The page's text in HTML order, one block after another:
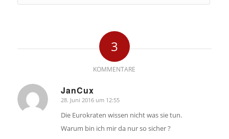
3
KOMMENTARE
JanCux
sagte:
28. Juni 2016 um 12:55
Die Eurokraten wissen nicht was sie tun.
Warum bin ich mir da nur so sicher ?